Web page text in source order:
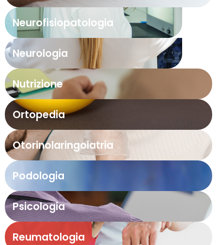
Neurofisiopatologia
Neurologia
Nutrizione
Ortopedia
Otorinolaringoiatria
Podologia
Psicologia
Reumatologia